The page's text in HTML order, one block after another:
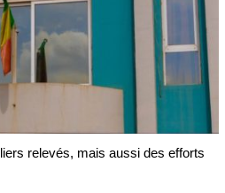
relevés, mais aussi des efforts